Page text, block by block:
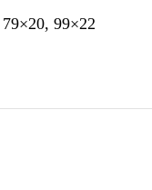
79×20, 99×22